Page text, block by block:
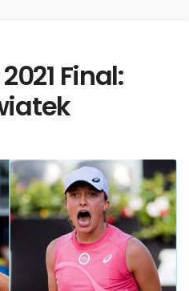
Final: